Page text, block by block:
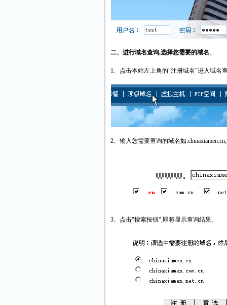
二、进行域名查询,选择您需要的域名。
1、点击本站左上角的"注册域名"进入域名
2、输入您需要查询的域名如
3、点击"搜索按钮",即将显示查询结果。